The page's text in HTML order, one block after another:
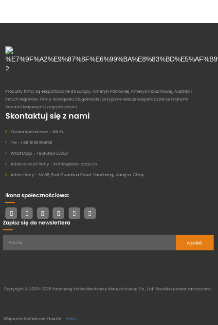
Produkty firmy są eksportowane do Europy, Ameryki Północnej, Ameryki Południowej, Australii i
innych regionów. Firma nawiązała długotrwałe i przyjazne relacje kooperacyjne ze znanymi
firmami krajowymi i zagranicznymi.
Skontaktuj się z nami
Osoba kontaktowa： Nik Xu
Tel： +8615195155858
WhatsApp： +8615195155858
Adres e-mail firmy： Admin@sino-cross.cn
Adres firmy： Nr 88, East Guanhua Road, Yancheng, Jiangsu, Chiny
Ikona społecznościowa:
Zapisz się do newslettera
wysłać
Copyright © 2020-2025 Yancheng Kerise Machinery Manufacturing Co., Ltd. Wszelkie prawa zastrzeżone.
Wsparcie techniczne: Huazhi Index